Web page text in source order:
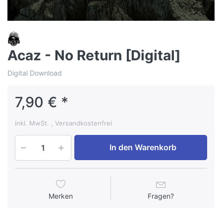
Acaz - No Return [Digital]
Digital Download
7,90 € *
inkl. MwSt. , Versandkostenfrei
In den Warenkorb
Merken Fragen?